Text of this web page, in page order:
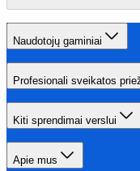
Naudotojų gaminiai
Profesionali sveikatos
Kiti sprendimai verslui
Apie mus